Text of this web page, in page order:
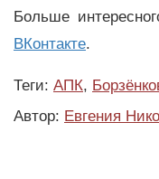
Больше
ВКонтакте.
Теги: АПК,
Автор: Евгения